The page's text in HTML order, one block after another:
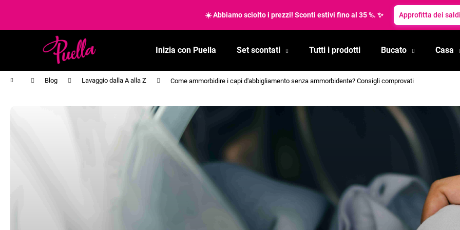
☀️ Abbiamo sciolto i prezzi! Sconti estivi fino al 35 %. ✨ Approfitta dei
Inizia con Puella Set scontati Tutti i prodotti Bucato Casa
Casa Blog Lavaggio dalla A alla Z Come ammorbidire i capi d'abbigliamento senza ammorbidente? Consigli comprovati
r
l
al negozio
al negozio
Cosa state cercando?